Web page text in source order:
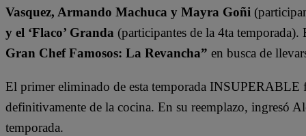
Vasquez, Armando Machuca y Mayra Goñi
y el ‘Flaco’ Granda (participantes de la 4ta temporada).
Gran Chef Famosos: La Revancha” en busca de
El primer eliminado de esta temporada INSUPERABLE
definitivamente de la cocina. En su reemplazo, ingresó
temporada.